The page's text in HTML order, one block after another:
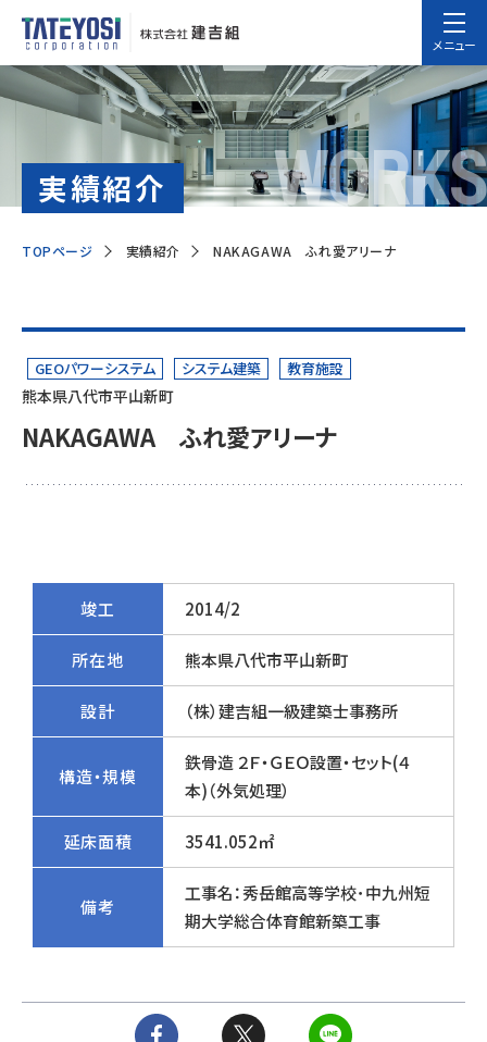
メニュー
実績紹介 WORKS
TOPページ 実績紹介 NAKAGAWA ふれ愛アリーナ
GEOパワーシステム システム建築 教育施設
熊本県八代市平山新町
NAKAGAWA ふれ愛アリーナ
竣工 2014/2
所在地 熊本県八代市平山新町
設計 （株）建吉組一級建築士事務所
構造・規模
鉄骨造 ２Ｆ・ＧＥＯ設置・セット(４
本)（外気処理）
延床面積 3541.052㎡
備考
工事名：秀岳館高等学校･中九州短
期大学総合体育館新築工事